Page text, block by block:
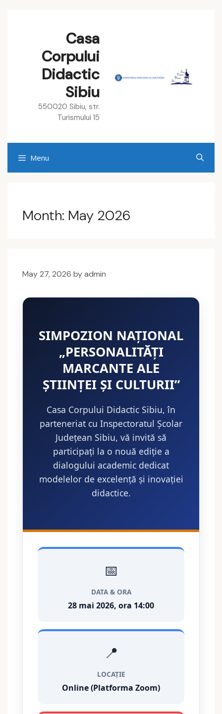
Casa
Corpului
Didactic
Sibiu
550020 Sibiu, str.
Turismului 15
Menu
Month: May 2026
May 27, 2026 byadmin
SIMPOZION NAȚIONAL
„PERSONALITĂȚI
MARCANTE ALE
ȘTIINȚEI ȘI CULTURII”
Casa Corpului Didactic Sibiu, în
parteneriat cu Inspectoratul Școlar
Județean Sibiu, vă invită să
participați la o nouă ediție a
dialogului academic dedicat
modelelor de excelență și inovației
didactice.
📅
DATA & ORA
28 mai 2026, ora 14:00
📍
LOCAȚIE
Online (Platforma Zoom)